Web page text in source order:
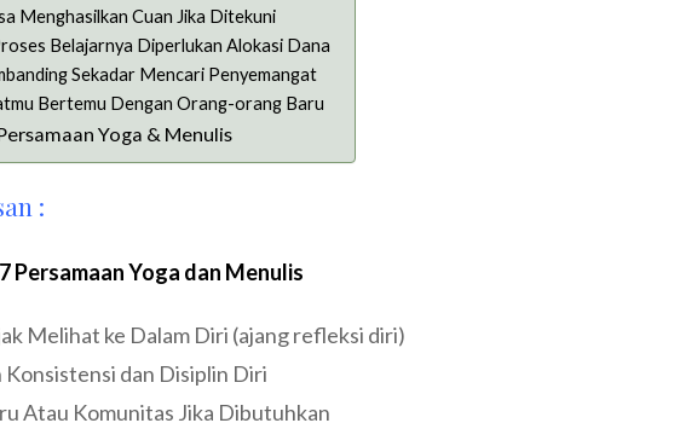
Menghasilkan Cuan Jika Ditekuni
Belajarnya Diperlukan Alokasi Dana
Sekadar Mencari Penyemangat
Bertemu Dengan Orang-orang Baru
Yoga & Menulis
:
Persamaan Yoga dan Menulis
Melihat ke Dalam Diri (ajang refleksi diri)
dan Disiplin Diri
Atau Komunitas Jika Dibutuhkan